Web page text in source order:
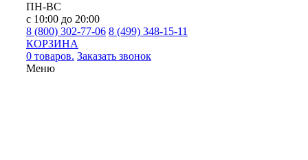
ПН-ВС
с 10:00 до 20:00
8 (800) 302-77-06 8 (499) 348-15-11
КОРЗИНА
0 товаров. Заказать звонок
Меню